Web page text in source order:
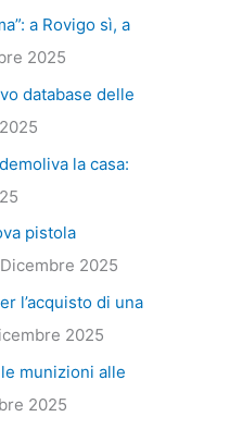
a Rovigo sì, a
2025
database delle
la casa:
pistola
2025
l’acquisto di una
2025
munizioni alle
2025